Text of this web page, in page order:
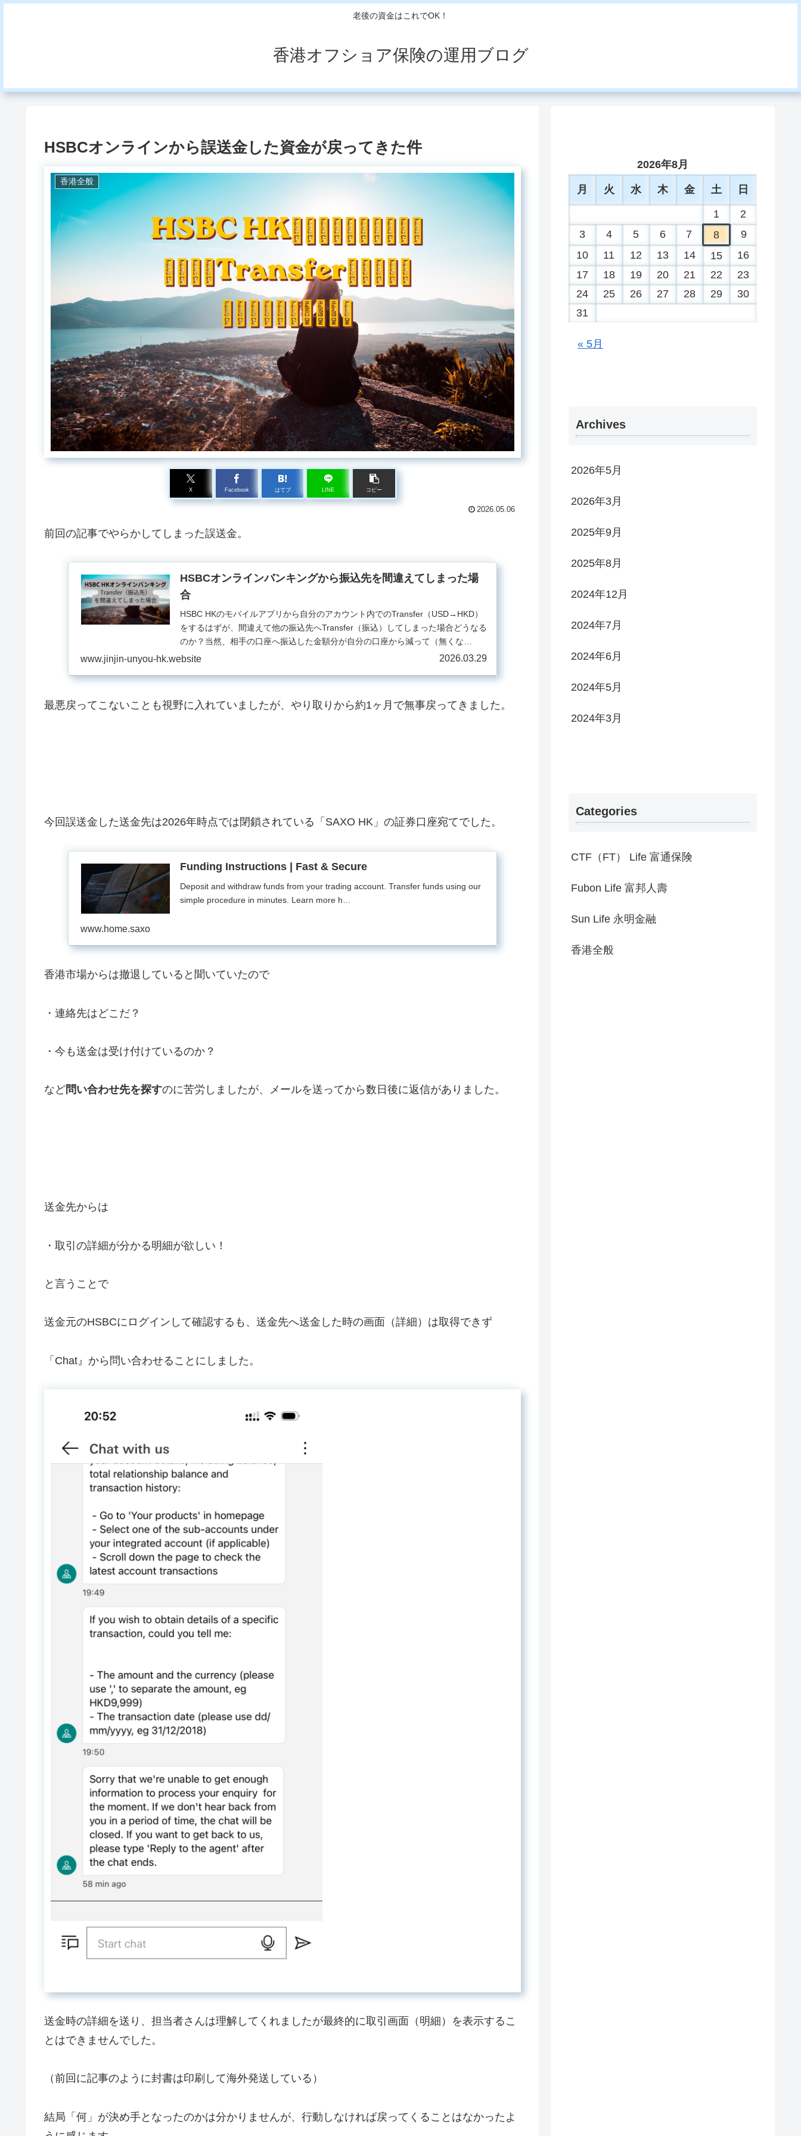
老後の資金はこれでOK！
香港オフショア保険の運用ブログ
HSBCオンラインから誤送金した資金が戻ってきた件
香港全般
X Facebook はてブ LINE コピー
2026.05.06
前回の記事でやらかしてしまった誤送金。
HSBCオンラインバンキングから振込先を間違えてしまった場
合
HSBC HKのモバイルアプリから自分のアカウント内でのTransfer（USD→HKD）
をするはずが、間違えて他の振込先へTransfer（振込）してしまった場合どうなる
のか？当然、相手の口座へ振込した金額分が自分の口座から減って（無くな…
www.jinjin-unyou-hk.website 2026.03.29
最悪戻ってこないことも視野に入れていましたが、やり取りから約1ヶ月で無事戻ってきました。
今回誤送金した送金先は2026年時点では閉鎖されている「SAXO HK」の証券口座宛てでした。
Funding Instructions | Fast & Secure
Deposit and withdraw funds from your trading account. Transfer funds using our
simple procedure in minutes. Learn more h…
www.home.saxo
香港市場からは撤退していると聞いていたので
・連絡先はどこだ？
・今も送金は受け付けているのか？
など問い合わせ先を探すのに苦労しましたが、メールを送ってから数日後に返信がありました。
送金先からは
・取引の詳細が分かる明細が欲しい！
と言うことで
送金元のHSBCにログインして確認するも、送金先へ送金した時の画面（詳細）は取得できず
「Chat』から問い合わせることにしました。
送金時の詳細を送り、担当者さんは理解してくれましたが最終的に取引画面（明細）を表示するこ
とはできませんでした。
（前回に記事のように封書は印刷して海外発送している）
結局「何」が決め手となったのかは分かりませんが、行動しなければ戻ってくることはなかったよ
2026年8月
月 火 水 木 金 土 日
1
2
3
4 5 6 7 8
9
10
11 12 13 14 15
16
17
18 19 20 21 22
23
24
25 26 27 28 29
30
31
« 5月
Archives
2026年5月
2026年3月
2025年9月
2025年8月
2024年12月
2024年7月
2024年6月
2024年5月
2024年3月
Categories
CTF（FT） Life 富通保険
Fubon Life 富邦人壽
Sun Life 永明金融
香港全般